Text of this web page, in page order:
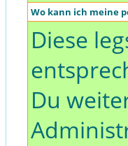
Wo kann ich meine
Diese
Du